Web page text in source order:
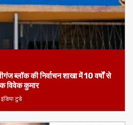
ब्लॉक की निर्वाचन शाखा में 10 वर्षों से
विवेक कुमार
टुडे